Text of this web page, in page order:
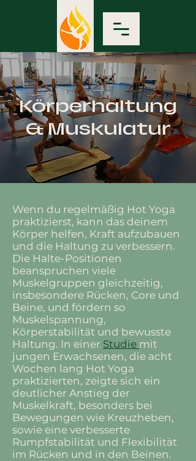
Körperhaltung
& Muskulatur
Wenn du regelmäßig Hot Yoga
praktizierst, kann das deinem
Körper helfen, Kraft aufzubauen
und die Haltung zu verbessern.
Die Halte-Positionen
beanspruchen viele
Muskelgruppen gleichzeitig,
insbesondere Rücken, Core und
Beine, und fördern so
Muskelspannung,
Körperstabilität und bewusste
Haltung. In einer Studie mit
jungen Erwachsenen, die acht
Wochen lang Hot Yoga
praktizierten, zeigte sich ein
deutlicher Anstieg der
Muskelkraft, besonders bei
Bewegungen wie Kreuzheben,
sowie eine verbesserte
Rumpfstabilität und Flexibilität
im Rücken und in den Beinen.